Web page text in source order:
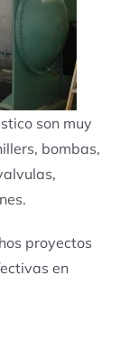
son muy
bombas,
proyectos
en